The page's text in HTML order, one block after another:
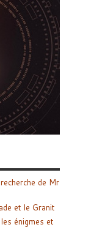
de Mr
et le Granit
énigmes et